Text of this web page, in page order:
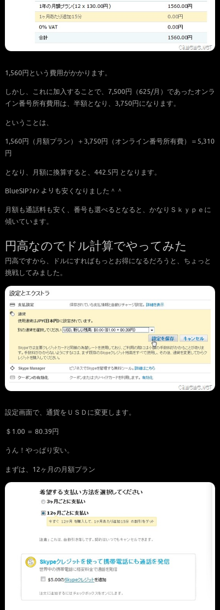
1,560円という費用がかかります。
しかし、これに加入することで、7,500円（625/月）であったオンラ
イン番号所有費用は、半額となり、3,750円になります。
ということは、
1,560円（月額プラン）＋3,750円（オンライン番号所有費）＝5,310
円
となり、月額に換算すると、442.5円 となります。
BlueSIPﾌｫﾝ よりも安くなりました＾＾
月額も通話料も安く、番号も選べるとなると、かなりＳｋｙｐｅに
傾いています。
円高なのでドル計算でやってみた
円高ですから、ドルにすればもっとお得になるだろうと、ちょっと
挑戦してみました。
設定画面で、通貨をＵＳＤに変更します。
＄1.00 ＝ 80.39円
うん！やっぱり安い。
まずは、12ヶ月の月額プラン